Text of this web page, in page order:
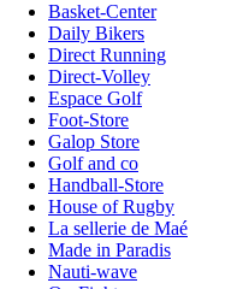
Basket-Center
Daily Bikers
Direct Running
Direct-Volley
Espace Golf
Foot-Store
Galop Store
Golf and co
Handball-Store
House of Rugby
La sellerie de Maé
Made in Paradis
Nauti-wave